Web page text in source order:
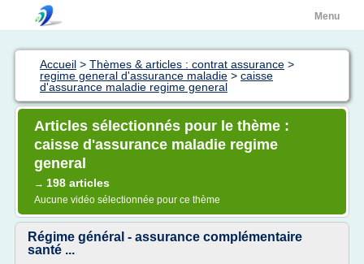
Menu
Accueil > Thèmes & articles : contrat assurance >
regime general d'assurance maladie > caisse
d'assurance maladie regime general
Articles sélectionnés pour le thème :
caisse d'assurance maladie regime
general
→ 198 articles
Aucune vidéo sélectionnée pour ce thème
Régime général - assurance complémentaire
santé ...